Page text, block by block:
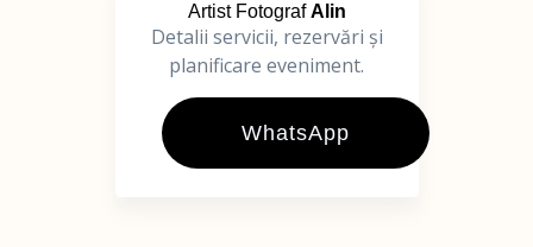
Artist FotografAlin
Detalii servicii, rezervări și
planificare eveniment.
WhatsApp